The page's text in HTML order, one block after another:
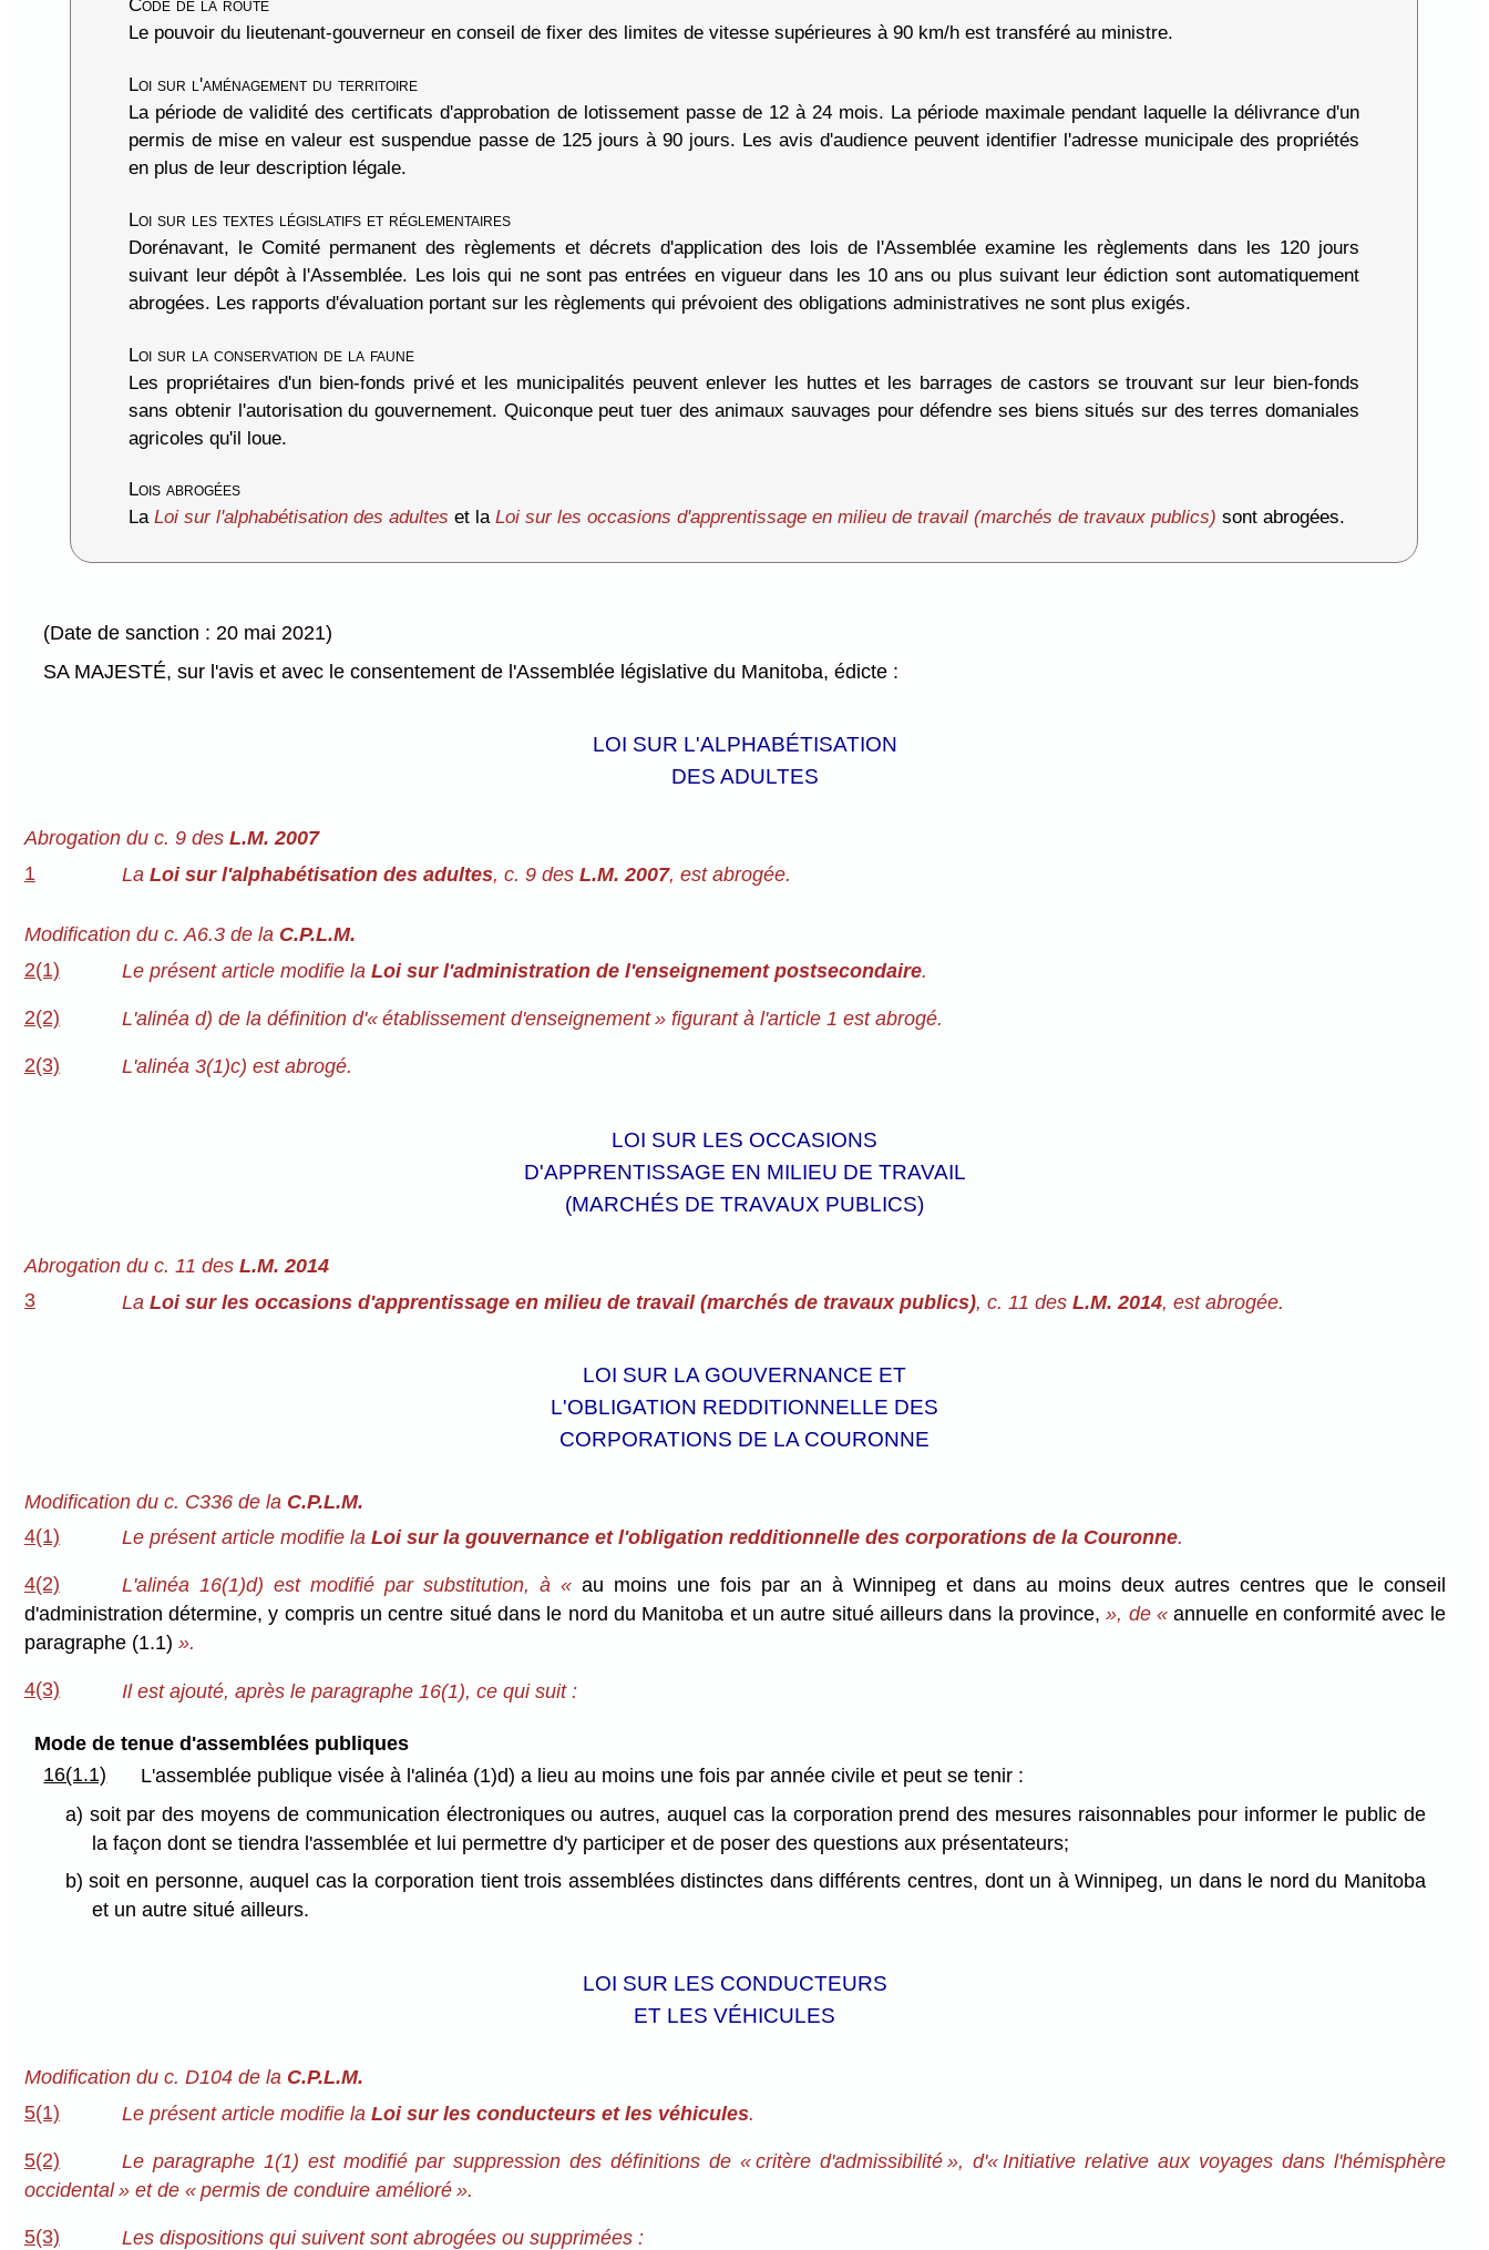
Code de la route
Le pouvoir du lieutenant-gouverneur en conseil de fixer des limites de vitesse supérieures à 90 km/h est transféré au ministre.
Loi sur l'aménagement du territoire
La période de validité des certificats d'approbation de lotissement passe de 12 à 24 mois. La période maximale pendant laquelle la délivrance d'un
permis de mise en valeur est suspendue passe de 125 jours à 90 jours. Les avis d'audience peuvent identifier l'adresse municipale des propriétés
en plus de leur description légale.
Loi sur les textes législatifs et réglementaires
Dorénavant, le Comité permanent des règlements et décrets d'application des lois de l'Assemblée examine les règlements dans les 120 jours
suivant leur dépôt à l'Assemblée. Les lois qui ne sont pas entrées en vigueur dans les 10 ans ou plus suivant leur édiction sont automatiquement
abrogées. Les rapports d'évaluation portant sur les règlements qui prévoient des obligations administratives ne sont plus exigés.
Loi sur la conservation de la faune
Les propriétaires d'un bien-fonds privé et les municipalités peuvent enlever les huttes et les barrages de castors se trouvant sur leur bien-fonds
sans obtenir l'autorisation du gouvernement. Quiconque peut tuer des animaux sauvages pour défendre ses biens situés sur des terres domaniales
agricoles qu'il loue.
Lois abrogées
LaLoi sur l'alphabétisation des adultes et laLoi sur les occasions d'apprentissage en milieu de travail (marchés de travaux publics) sont abrogées.
(Date de sanction : 20 mai 2021)
SA MAJESTÉ, sur l'avis et avec le consentement de l'Assemblée législative du Manitoba, édicte :
LOI SUR L'ALPHABÉTISATION
DES ADULTES
Abrogation du c. 9 des L.M. 2007
1
La Loi sur l'alphabétisation des adultes, c. 9 des L.M. 2007, est abrogée.
Modification du c. A6.3 de la C.P.L.M.
2(1)
Le présent article modifie la Loi sur l'administration de l'enseignement postsecondaire.
2(2) L'alinéa d) de la définition d'« établissement d'enseignement » figurant à l'article 1 est abrogé.
2(3) L'alinéa 3(1)c) est abrogé.
LOI SUR LES OCCASIONS
D'APPRENTISSAGE EN MILIEU DE TRAVAIL
(MARCHÉS DE TRAVAUX PUBLICS)
Abrogation du c. 11 des L.M. 2014
3
La Loi sur les occasions d'apprentissage en milieu de travail (marchés de travaux publics), c. 11 des L.M. 2014, est abrogée.
LOI SUR LA GOUVERNANCE ET
L'OBLIGATION REDDITIONNELLE DES
CORPORATIONS DE LA COURONNE
Modification du c. C336 de la C.P.L.M.
4(1)
Le présent article modifie la Loi sur la gouvernance et l'obligation redditionnelle des corporations de la Couronne.
4(2) L'alinéa 16(1)d) est modifié par substitution, à «au moins une fois par an à Winnipeg et dans au moins deux autres centres que le conseil
d'administration détermine, y compris un centre situé dans le nord du Manitoba et un autre situé ailleurs dans la province,», de «annuelle en conformité avec le
paragraphe (1.1) ».
4(3) Il est ajouté, après le paragraphe 16(1), ce qui suit :
Mode de tenue d'assemblées publiques
16(1.1)
L'assemblée publique visée à l'alinéa (1)d) a lieu au moins une fois par année civile et peut se tenir :
a) soit par des moyens de communication électroniques ou autres, auquel cas la corporation prend des mesures raisonnables pour informer le public de
la façon dont se tiendra l'assemblée et lui permettre d'y participer et de poser des questions aux présentateurs;
b) soit en personne, auquel cas la corporation tient trois assemblées distinctes dans différents centres, dont un à Winnipeg, un dans le nord du Manitoba
et un autre situé ailleurs.
LOI SUR LES CONDUCTEURS
ET LES VÉHICULES
Modification du c. D104 de la C.P.L.M.
5(1)
Le présent article modifie la Loi sur les conducteurs et les véhicules.
5(2)
Le paragraphe 1(1) est modifié par suppression des définitions de « critère d'admissibilité », d'« Initiative relative aux voyages dans l'hémisphère
occidental » et de « permis de conduire amélioré ».
5(3) Les dispositions qui suivent sont abrogées ou supprimées :